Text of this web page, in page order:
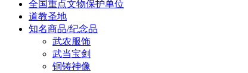
全国重点文物保护单位
道教圣地
知名商品/纪念品
武农服饰
武当宝剑
铜铸神像